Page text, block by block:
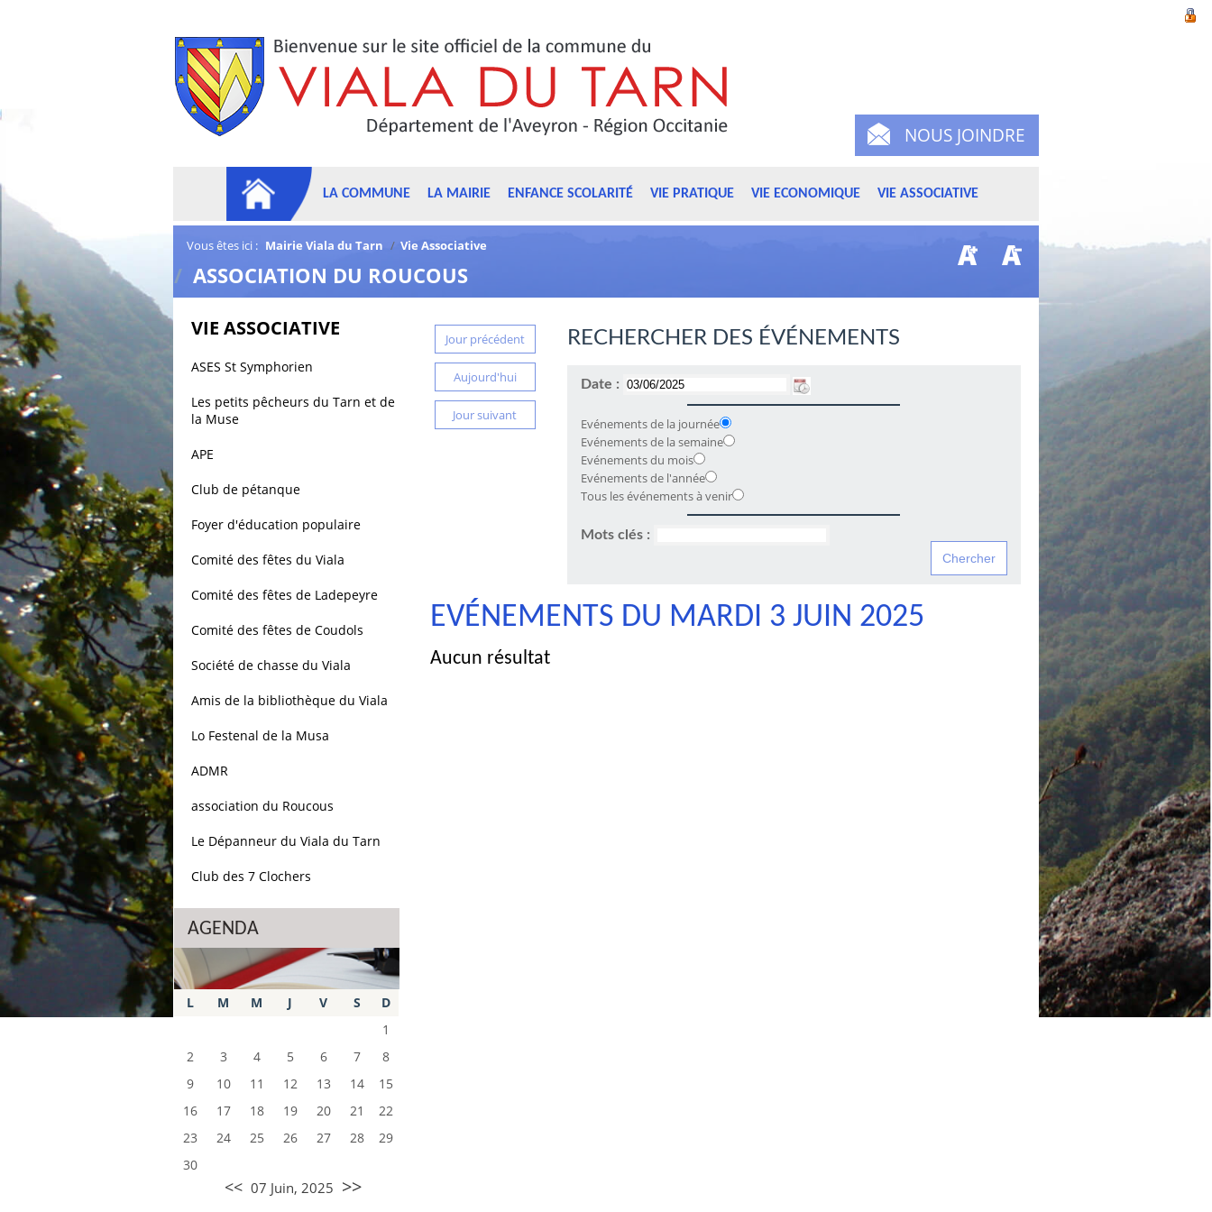
NOUS JOINDRE
LA COMMUNE LA MAIRIE ENFANCE SCOLARITÉ VIE PRATIQUE VIE ECONOMIQUE VIE ASSOCIATIVE
Vous êtes ici : Mairie Viala du Tarn / Vie Associative
/ ASSOCIATION DU ROUCOUS
VIE ASSOCIATIVE
ASES St Symphorien
Les petits pêcheurs du Tarn et de
la Muse
APE
Club de pétanque
Foyer d'éducation populaire
Comité des fêtes du Viala
Comité des fêtes de Ladepeyre
Comité des fêtes de Coudols
Société de chasse du Viala
Amis de la bibliothèque du Viala
Lo Festenal de la Musa
ADMR
association du Roucous
Le Dépanneur du Viala du Tarn
Club des 7 Clochers
AGENDA
L M M J V S
D
1
2
3 4 5 6 7
8
9
10 11 12 13 14
15
16
17 18 19 20 21
22
23
24 25 26 27 28
29
30
<< 07 Juin, 2025 >>
Jour précédent
Aujourd'hui
Jour suivant
RECHERCHER DES ÉVÉNEMENTS
Date :
Evénements de la journée
Evénements de la semaine
Evénements du mois
Evénements de l'année
Tous les événements à venir
Mots clés :
EVÉNEMENTS DU MARDI 3 JUIN 2025
Aucun résultat